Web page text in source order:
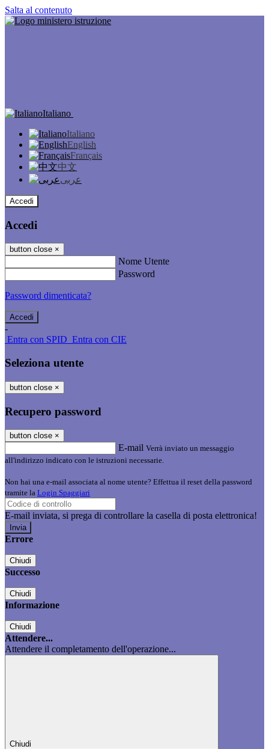
Salta al contenuto
Italiano
Italiano
English
Français
中文
عربى
Accedi
Accedi
button close ×
Nome Utente
Password
Password dimenticata?
-
Entra con SPID Entra con CIE
Seleziona utente
button close ×
Recupero password
button close ×
E-mail Verrà inviato un messaggio
all'indirizzo indicato con le istruzioni necessarie.
Non hai una e-mail associata al nome utente? Effettua il reset della password
tramite la Login Spaggiari
E-mail inviata, si prega di controllare la casella di posta elettronica!
Errore
Chiudi
Successo
Chiudi
Informazione
Chiudi
Attendere...
Attendere il completamento dell'operazione...
Chiudi